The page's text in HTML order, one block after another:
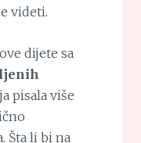
videti.
dijete sa
pisala više
Šta li bi na